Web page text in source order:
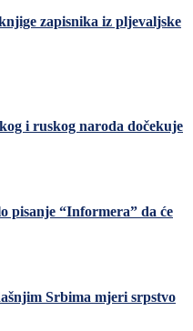
zapisnika iz pljevaljske
i ruskog naroda dočekuje
pisanje “Informera” da će
Srbima mjeri srpstvo